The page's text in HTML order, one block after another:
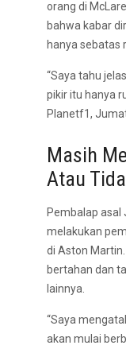
orang di
bahwa kabar
hanya sebatas
“Saya tahu
pikir itu hanya
Planetf1,
Masih
Atau
Pembalap asal
melakukan
di Aston
bertahan dan
lainnya.
“Saya
akan mulai